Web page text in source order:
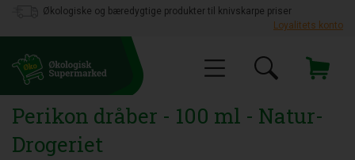
Økologiske og bæredygtige produkter til knivskarpe priser
Loyalitets konto
Perikon dråber - 100 ml - Natur-
Drogeriet